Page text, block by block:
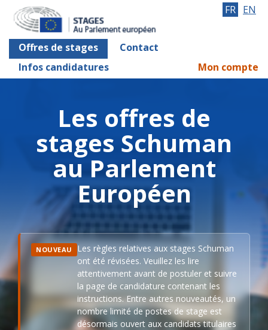
Offres de stages
Contact
Infos candidatures
FR EN
Mon compte
Les offres de
stages Schuman
au Parlement
Européen
NOUVEAU
Les règles relatives aux stages Schuman
ont été révisées. Veuillez les lire
attentivement avant de postuler et suivre
la page de candidature contenant les
instructions. Entre autres nouveautés, un
nombre limité de postes de stage est
désormais ouvert aux candidats titulaires